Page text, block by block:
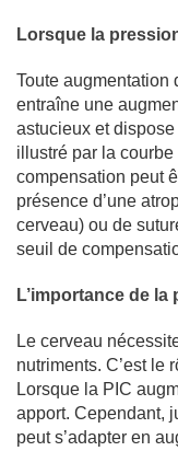
Lorsque la
Toute augmentation
entraîne une
astucieux et
illustré par la
compensation peut
présence d’une
cerveau) ou de
seuil de
L’importance de
Le cerveau
nutriments. C’est le
Lorsque la PIC
apport. Cependant,
peut s’adapter en